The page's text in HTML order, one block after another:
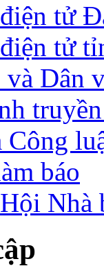
tử
tử
và Dân
Công
báo
Nhà